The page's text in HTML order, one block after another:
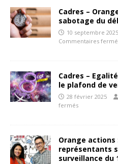
Cadres –
sabotage du
10 septembre 2025
Commentaires
Cadres –
le plafond de
28 février 2025
fermés
Orange actions
représentants
surveillance du